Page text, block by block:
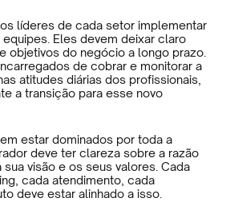
líderes de cada setor implementar
equipes. Eles devem deixar claro
objetivos do negócio a longo prazo.
de cobrar e monitorar a
atitudes diárias dos profissionais,
a transição para esse novo
estar dominados por toda a
deve ter clareza sobre a razão
visão e os seus valores. Cada
cada atendimento, cada
deve estar alinhado a isso.